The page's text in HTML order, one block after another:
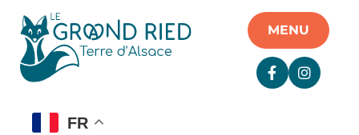
MENU
FR
Panneau de gestion des cookies